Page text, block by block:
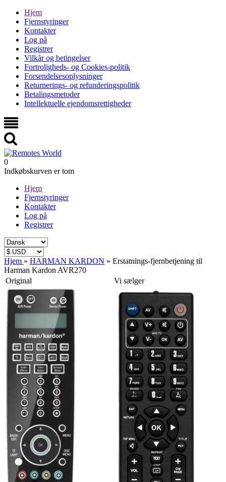
Hjem
Fjernstyringer
Kontakter
Log på
Registrer
Vilkår og betingelser
Fortroligheds- og Cookies-politik
Forsendelsesoplysninger
Returnerings- og refunderingspolitik
Betalingsmetoder
Intellektuelle ejendomsrettigheder
0
Indkøbskurven er tom
Hjem
Fjernstyringer
Kontakter
Log på
Registrer
Hjem » HARMAN KARDON » Erstatnings-fjernbetjening til
Harman Kardon AVR270
Original
Vi sælger